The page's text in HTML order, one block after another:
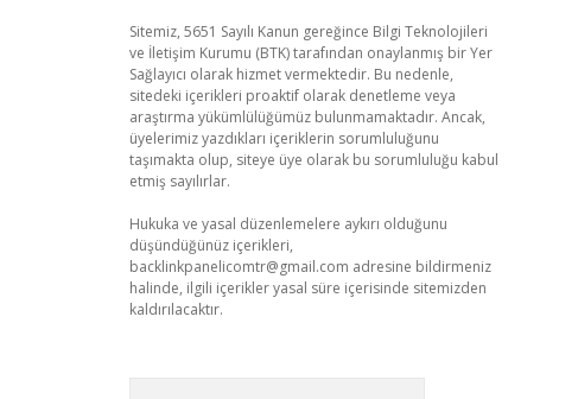
Sitemiz, 5651 Sayılı Kanun gereğince Bilgi Teknolojileri
ve İletişim Kurumu (BTK) tarafından onaylanmış bir Yer
Sağlayıcı olarak hizmet vermektedir. Bu nedenle,
sitedeki içerikleri proaktif olarak denetleme veya
araştırma yükümlülüğümüz bulunmamaktadır. Ancak,
üyelerimiz yazdıkları içeriklerin sorumluluğunu
taşımakta olup, siteye üye olarak bu sorumluluğu kabul
etmiş sayılırlar.
Hukuka ve yasal düzenlemelere aykırı olduğunu
düşündüğünüz içerikleri,
backlinkpanelicomtr@gmail.com adresine bildirmeniz
halinde, ilgili içerikler yasal süre içerisinde sitemizden
kaldırılacaktır.